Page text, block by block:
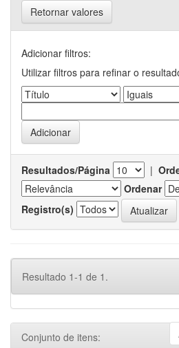
Retornar valores
Adicionar filtros:
Utilizar filtros para refinar o
Resultados/Página |
Ordenar
Registro(s)
Resultado 1-1 de 1.
Conjunto de itens: